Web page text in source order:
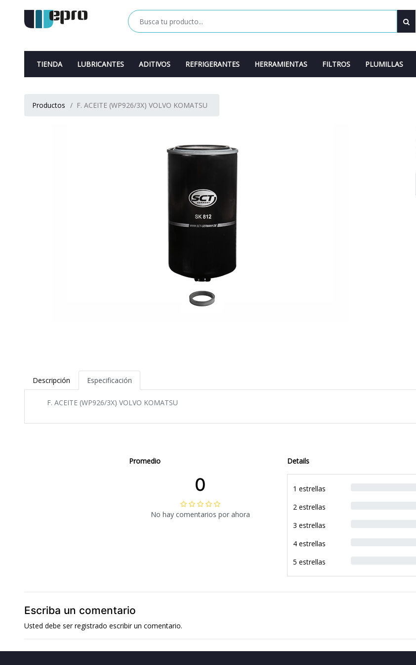
TIENDA LUBRICANTES ADITIVOS REFRIGERANTES HERRAMIENTAS FILTROS PLUMILLAS
Productos F. ACEITE (WP926/3X) VOLVO KOMATSU
Descripción Especificación
F. ACEITE (WP926/3X) VOLVO KOMATSU
Promedio
0
No hay comentarios por ahora
Details
1 estrellas
2 estrellas
3 estrellas
4 estrellas
5 estrellas
Escriba un comentario
Usted debe serregistrado escribir un comentario.